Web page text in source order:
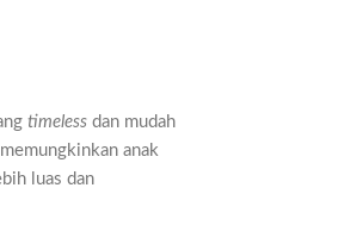
timeless dan mudah
anak
luas dan